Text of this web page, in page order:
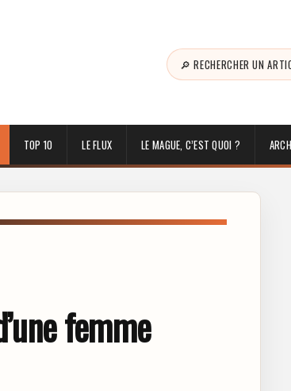
🔎 RECHERCHER UN
TOP 10 LE FLUX LE MAGUE, C’EST QUOI ?
femme